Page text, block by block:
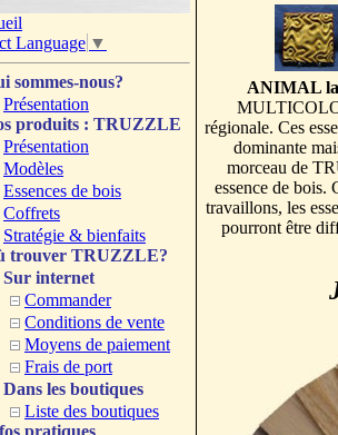
Language ▼
sommes-nous?
Présentation
produits : TRUZZLE
Présentation
Modèles
Essences de bois
Coffrets
Stratégie & bienfaits
trouver TRUZZLE?
Sur internet
Commander
Conditions de vente
Moyens de paiement
Frais de port
Dans les boutiques
Liste des boutiques
pratiques
ANIMAL
régionale. Ces
dominante
morceau de
essence de bois.
travaillons, les
pourront être